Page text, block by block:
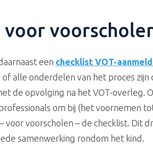
voor
een checklist VOT-
of alle onderdelen van het proces
de opvolging na het VOT-overleg.
om bij (het voornemen
voor voorscholen – de checklist. Dit
samenwerking rondom het kind.